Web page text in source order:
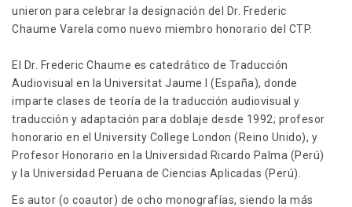
unieron para celebrar la designación del Dr. Frederic
Chaume Varela como nuevo miembro honorario del CTP.
El Dr. Frederic Chaume es catedrático de Traducción
Audiovisual en la Universitat Jaume I (España), donde
imparte clases de teoría de la traducción audiovisual y
traducción y adaptación para doblaje desde 1992; profesor
honorario en el University College London (Reino Unido), y
Profesor Honorario en la Universidad Ricardo Palma (Perú)
y la Universidad Peruana de Ciencias Aplicadas (Perú).
Es autor (o coautor) de ocho monografías, siendo la más